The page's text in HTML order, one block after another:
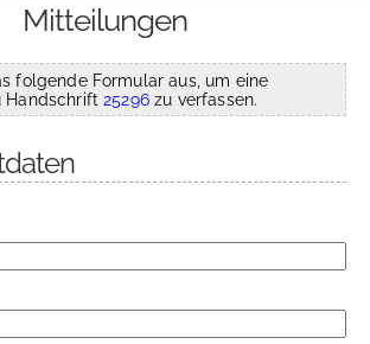
Mitteilungen
folgende Formular aus, um eine
Handschrift25296zu verfassen.